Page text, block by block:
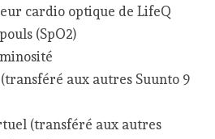
cardio optique de LifeQ
(SpO2)
aux autres Suunto 9
(transféré aux autres